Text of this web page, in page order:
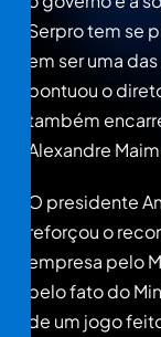
Serpro tem se
em ser uma
pontuou o
também
Alexandre
O presidente
reforçou o
empresa pelo
pelo fato do
de um jogo